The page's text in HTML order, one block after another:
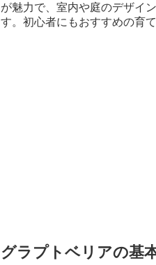
が魅力で、室内や庭のデザイ
す。初心者にもおすすめの育
グラプトベリアの基